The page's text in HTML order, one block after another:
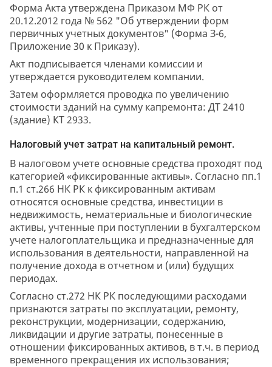
Форма Акта утверждена Приказом МФ РК от
20.12.2012 года № 562 "Об утверждении форм
первичных учетных документов" (Форма З-6,
Приложение 30 к Приказу).
Акт подписывается членами комиссии и
утверждается руководителем компании.
Затем оформляется проводка по увеличению
стоимости зданий на сумму капремонта: ДТ 2410
(здание) КТ 2933.
Налоговый учет затрат на капитальный ремонт.
В налоговом учете основные средства проходят под
категорией «фиксированные активы». Согласно пп.1
п.1 ст.266 НК РК к фиксированным активам
относятся основные средства, инвестиции в
недвижимость, нематериальные и биологические
активы, учтенные при поступлении в бухгалтерском
учете налогоплательщика и предназначенные для
использования в деятельности, направленной на
получение дохода в отчетном и (или) будущих
периодах.
Согласно ст.272 НК РК последующими расходами
признаются затраты по эксплуатации, ремонту,
реконструкции, модернизации, содержанию,
ликвидации и другие затраты, понесенные в
отношении фиксированных активов, в т.ч. в период
временного прекращения их использования;